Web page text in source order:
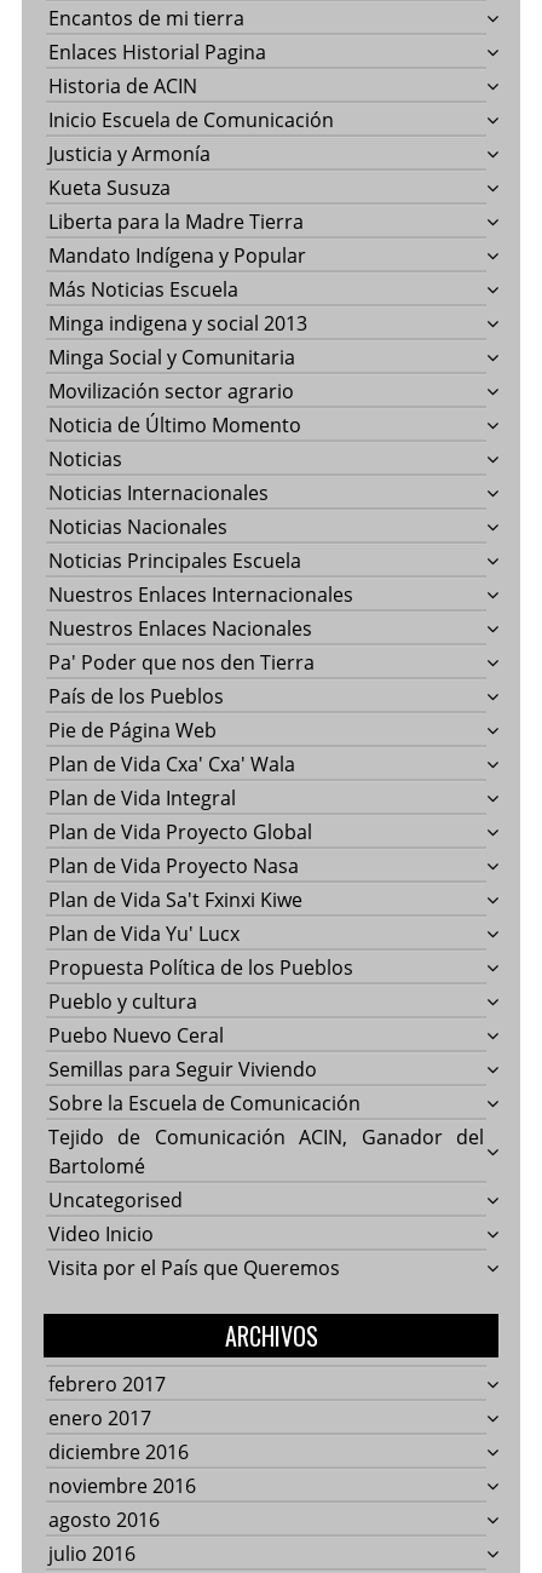
Encantos de mi tierra
Enlaces Historial Pagina
Historia de ACIN
Inicio Escuela de Comunicación
Justicia y Armonía
Kueta Susuza
Liberta para la Madre Tierra
Mandato Indígena y Popular
Más Noticias Escuela
Minga indigena y social 2013
Minga Social y Comunitaria
Movilización sector agrario
Noticia de Último Momento
Noticias
Noticias Internacionales
Noticias Nacionales
Noticias Principales Escuela
Nuestros Enlaces Internacionales
Nuestros Enlaces Nacionales
Pa' Poder que nos den Tierra
País de los Pueblos
Pie de Página Web
Plan de Vida Cxa' Cxa' Wala
Plan de Vida Integral
Plan de Vida Proyecto Global
Plan de Vida Proyecto Nasa
Plan de Vida Sa't Fxinxi Kiwe
Plan de Vida Yu' Lucx
Propuesta Política de los Pueblos
Pueblo y cultura
Puebo Nuevo Ceral
Semillas para Seguir Viviendo
Sobre la Escuela de Comunicación
Tejido de Comunicación ACIN, Ganador del
Bartolomé
Uncategorised
Video Inicio
Visita por el País que Queremos
ARCHIVOS
febrero 2017
enero 2017
diciembre 2016
noviembre 2016
agosto 2016
julio 2016